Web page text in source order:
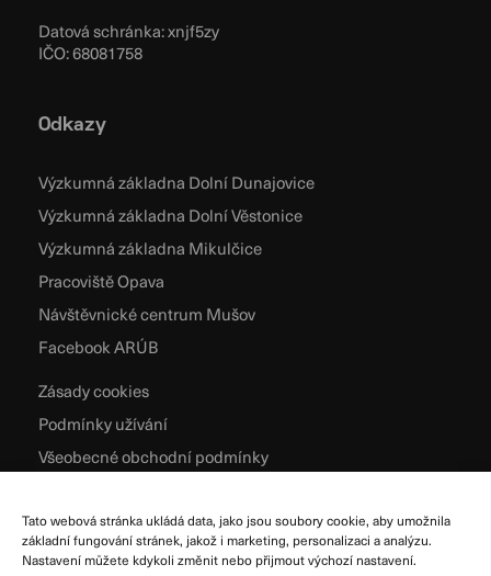
Tato webová stránka ukládá data, jako jsou soubory cookie, aby umožnila
základní fungování stránek, jakož i marketing, personalizaci a analýzu.
Nastavení můžete kdykoli změnit nebo přijmout výchozí nastavení.
Datová schránka: xnjf5zy
IČO: 68081758
Odkazy
Výzkumná základna Dolní Dunajovice
Výzkumná základna Dolní Věstonice
Výzkumná základna Mikulčice
Pracoviště Opava
Návštěvnické centrum Mušov
Facebook ARÚB
Zásady cookies
Podmínky užívání
Všeobecné obchodní podmínky